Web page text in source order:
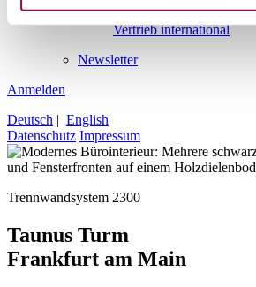
Vertrieb international
Newsletter
Anmelden
Deutsch | English
Datenschutz Impressum
Trennwandsystem 2300
Taunus Turm
Frankfurt am Main